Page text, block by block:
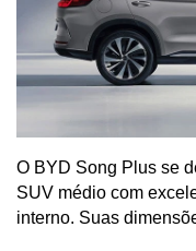
O BYD Song Plus se
SUV médio com
interno. Suas